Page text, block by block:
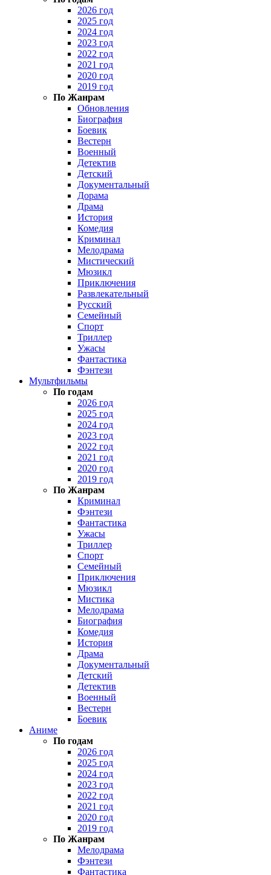
2026 год
2025 год
2024 год
2023 год
2022 год
2021 год
2020 год
2019 год
По Жанрам
Обновления
Биография
Боевик
Вестерн
Военный
Детектив
Детский
Документальный
Дорама
Драма
История
Комедия
Криминал
Мелодрама
Мистический
Мюзикл
Приключения
Развлекательный
Русский
Семейный
Спорт
Триллер
Ужасы
Фантастика
Фэнтези
Мультфильмы
По годам
2026 год
2025 год
2024 год
2023 год
2022 год
2021 год
2020 год
2019 год
По Жанрам
Криминал
Фэнтези
Фантастика
Ужасы
Триллер
Спорт
Семейный
Приключения
Мюзикл
Мистика
Мелодрама
Биография
Комедия
История
Драма
Документальный
Детский
Детектив
Военный
Вестерн
Боевик
Аниме
По годам
2026 год
2025 год
2024 год
2023 год
2022 год
2021 год
2020 год
2019 год
По Жанрам
Мелодрама
Фэнтези
Фантастика